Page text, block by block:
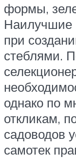
формы,
Наилучшие
при
стеблями.
однако по
откликам,
садоводов
самотек